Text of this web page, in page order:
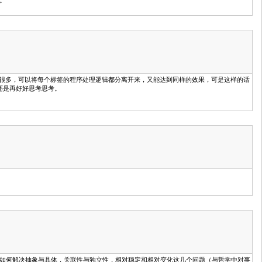
，可以将每个标签的程序处理逻辑都分离开来，又能达到同样的效果，可是这样的话
再好好思考思考。
解决抽象与具体，关联性与独立性，相对稳定和相对变化这几个问题（与哲学中对事